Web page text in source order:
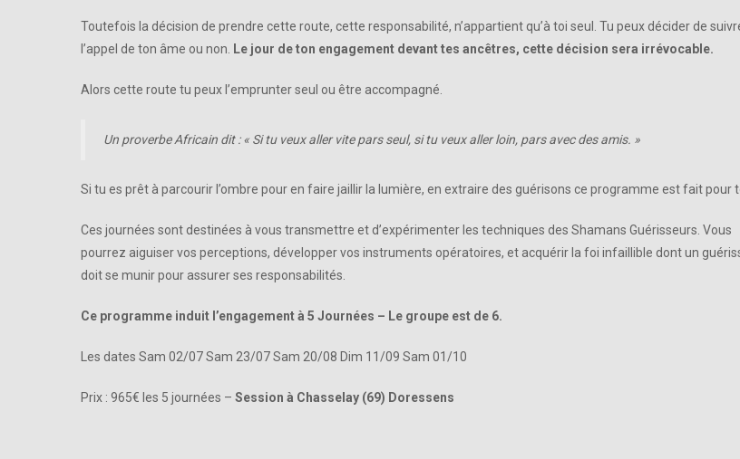
Toutefois la décision de prendre cette route, cette responsabilité, n’appartient qu’à toi seul. Tu peux décider de
l’appel de ton âme ou non. Le jour de ton engagement devant tes ancêtres, cette décision sera irrévocable.
Alors cette route tu peux l’emprunter seul ou être accompagné.
Un proverbe Africain dit : « Si tu veux aller vite pars seul, si tu veux aller loin, pars avec des amis. »
Si tu es prêt à parcourir l’ombre pour en faire jaillir la lumière, en extraire des guérisons ce programme est fait pour
Ces journées sont destinées à vous transmettre et d’expérimenter les techniques des Shamans Guérisseurs. Vous
pourrez aiguiser vos perceptions, développer vos instruments opératoires, et acquérir la foi infaillible dont un
doit se munir pour assurer ses responsabilités.
Ce programme induit l’engagement à 5 Journées – Le groupe est de 6.
Les dates Sam 02/07 Sam 23/07 Sam 20/08 Dim 11/09 Sam 01/10
Prix : 965€ les 5 journées – Session à Chasselay (69) Doressens